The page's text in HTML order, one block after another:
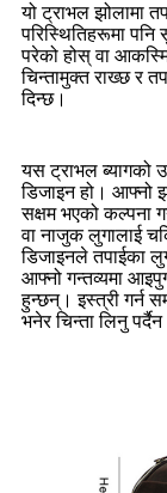
यो ट्राभल झोलामा
परिस्थितिहरूमा पनि
परेको होस् वा
चिन्तामुक्त राख्छ र
दिन्छ।
यस ट्राभल ब्यागको
डिजाइन हो। आफ्नो
सक्षम भएको कल्पना
वा नाजुक लुगालाई
डिजाइनले तपाईका
आफ्नो गन्तव्यमा
हुन्छन्। इस्त्री गर्न
भनेर चिन्ता लिनु